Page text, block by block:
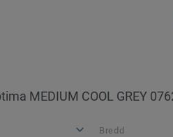
MEDIUM COOL GREY
Bredd